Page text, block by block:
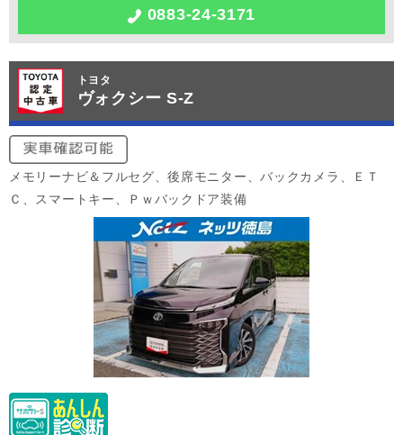
0883-24-3171
トヨタ
ヴォクシー S-Z
メモリーナビ＆フルセグ、後席モニター、バックカメラ、ＥＴ
Ｃ、スマートキー、Ｐｗバックドア装備